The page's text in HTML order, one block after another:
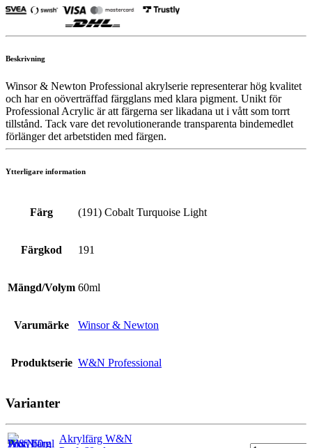
Beskrivning
Winsor & Newton Professional akrylserie representerar hög kvalitet
och har en oöverträffad färgglans med klara pigment. Unikt för
Professional Acrylic är att färgerna ser likadana ut i vått som torrt
tillstånd. Tack vare det revolutionerande transparenta bindemedlet
förlänger det arbetstiden med färgen.
Ytterligare information
Färg (191) Cobalt Turquoise Light
Färgkod 191
Mängd/Volym 60ml
Varumärke Winsor & Newton
Produktserie W&N Professional
Varianter
Akrylfärg W&N